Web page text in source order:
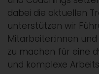
dabei die aktuellen
unterstützen wir
Mitarbeiter:innen
zu machen für eine
und komplexe